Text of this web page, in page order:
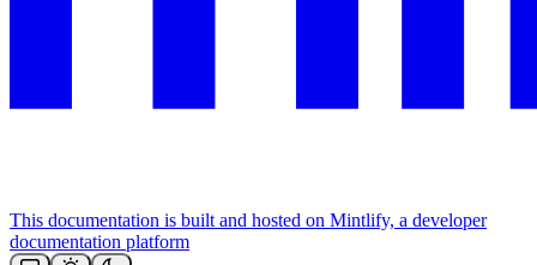
This documentation is built and hosted on Mintlify, a developer
documentation platform